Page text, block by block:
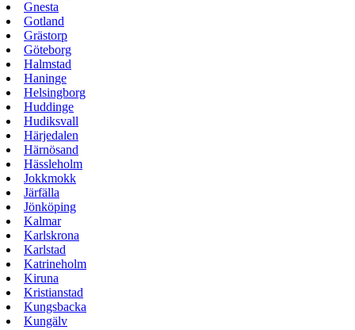
Gnesta
Gotland
Grästorp
Göteborg
Halmstad
Haninge
Helsingborg
Huddinge
Hudiksvall
Härjedalen
Härnösand
Hässleholm
Jokkmokk
Järfälla
Jönköping
Kalmar
Karlskrona
Karlstad
Katrineholm
Kiruna
Kristianstad
Kungsbacka
Kungälv